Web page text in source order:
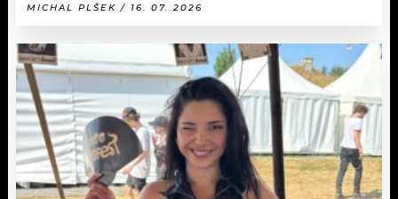
MICHAL PLŠEK / 16. 07. 2026